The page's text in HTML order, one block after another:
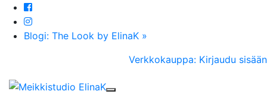
Blogi: The Look by ElinaK »
Verkkokauppa: Kirjaudu sisään